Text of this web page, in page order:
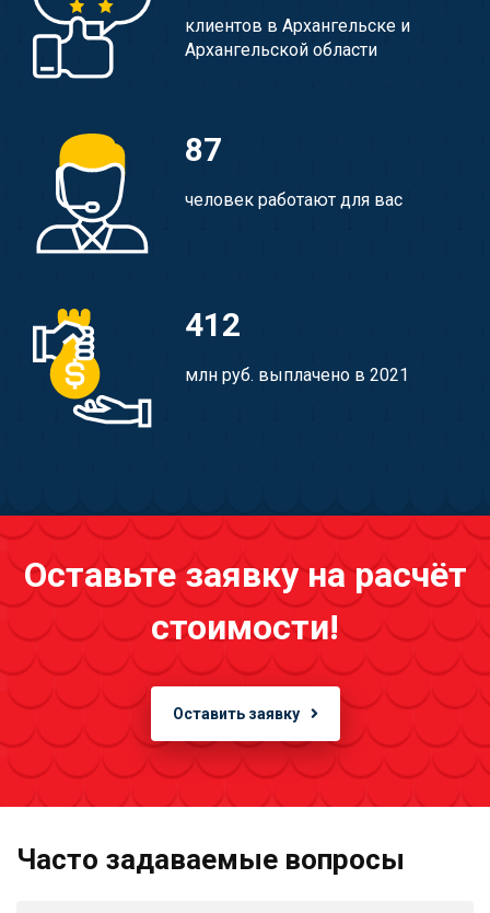
клиентов в Архангельске и
Архангельской области
87
человек работают для вас
412
млн руб. выплачено в 2021
Оставьте заявку на расчёт
стоимости!
Оставить заявку
Часто задаваемые вопросы